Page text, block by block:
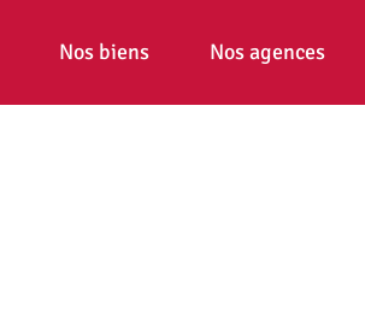
Nos biens Nos agences